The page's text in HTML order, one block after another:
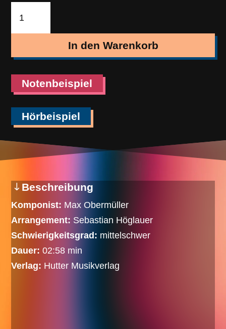
der
In den Warenkorb
Notenbeispiel
Hörbeispiel
Beschreibung
Komponist: Max Obermüller
Arrangement: Sebastian Höglauer
Schwierigkeitsgrad: mittelschwer
Dauer: 02:58 min
Verlag: Hutter Musikverlag